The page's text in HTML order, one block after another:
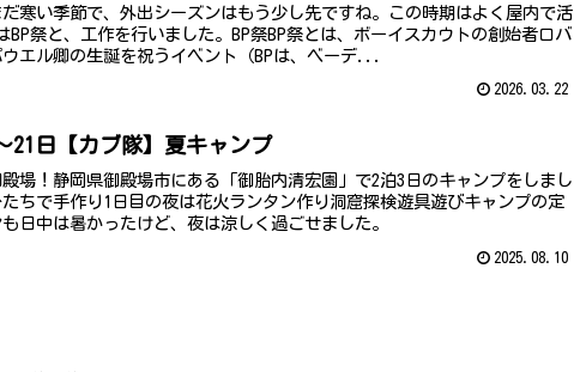
寒い季節で、外出シーズンはもう少し先ですね。この時期はよく屋内で活
BP祭と、工作を行いました。BP祭BP祭とは、ボーイスカウトの創始者ロバ
エル卿の生誕を祝うイベント（BPは、ベーデ...
2026.03.22
21日【カブ隊】夏キャンプ
場！静岡県御殿場市にある「御胎内清宏園」で2泊3日のキャンプをしまし
ちで手作り1日目の夜は花火ランタン作り洞窟探検遊具遊びキャンプの定
日中は暑かったけど、夜は涼しく過ごせました。
2025.08.10